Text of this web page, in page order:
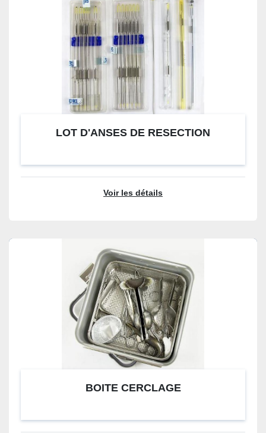
LOT D'ANSES DE RESECTION
Voir les détails
BOITE CERCLAGE